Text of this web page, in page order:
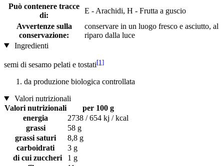
Può contenere tracce
di:
E - Arachidi, H - Frutta a guscio
Avvertenze sulla
conservazione:
conservare in un luogo fresco e asciutto, al
riparo dalla luce
Ingredienti
semi di sesamo pelati e tostati[1]
da produzione biologica controllata
Valori nutrizionali
Valori nutrizionali
per 100 g
energia
2738 / 654 kj / kcal
grassi
58 g
grassi saturi
8,8 g
carboidrati
3 g
di cui zuccheri
1 g